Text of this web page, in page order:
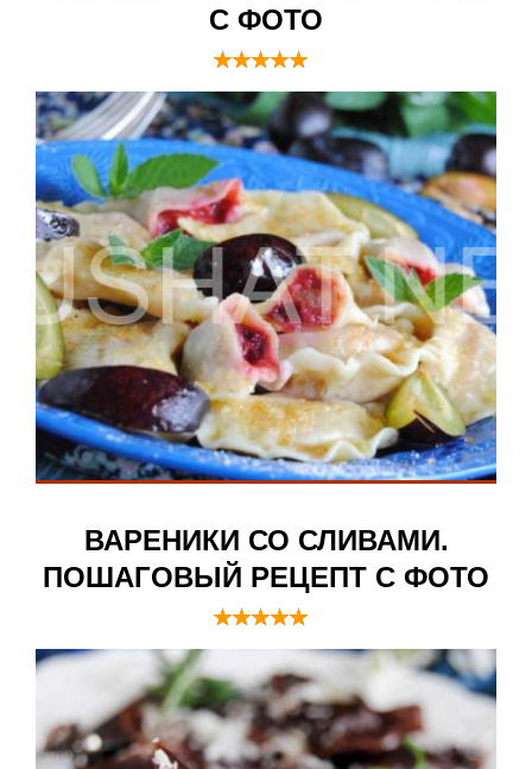
С ФОТО
ВАРЕНИКИ СО СЛИВАМИ.
ПОШАГОВЫЙ РЕЦЕПТ С ФОТО